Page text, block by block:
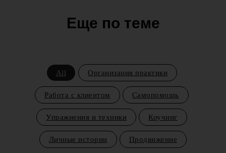
Еще по теме
All Организация практики
Работа с клиентом Самопомощь
Упражнения и техники Коучинг
Личные истории Продвижение